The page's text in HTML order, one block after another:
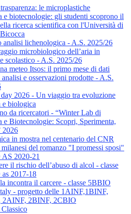
le microplastiche
e biotecnologie: gli studenti scoprono il
ricerca scientifica con l'Università di
analisi lichenologica - A.S. 2025/26
microbiologico dell’aria in
scolastico - A.S. 2025/26
meteo Itsos: il primo mese di dati
e osservazioni prodotte - A.S.
2026 - Un viaggio tra evoluzione
e biologica
da ricercatori - “Winter Lab di
e Biotecnologie: Scopri, Sperimenta,
2026
in mostra nel centenario del CNR
del romanzo "I promessi sposi"
2020-21
il rischio dell’abuso di alcol - classe
2017-18
incontra il carcere - classe 5BBIO
- progetto delle 1AINF,1BINF,
2AINF, 2BINF, 2CBIO